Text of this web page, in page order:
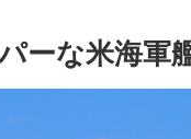
ーな米海軍